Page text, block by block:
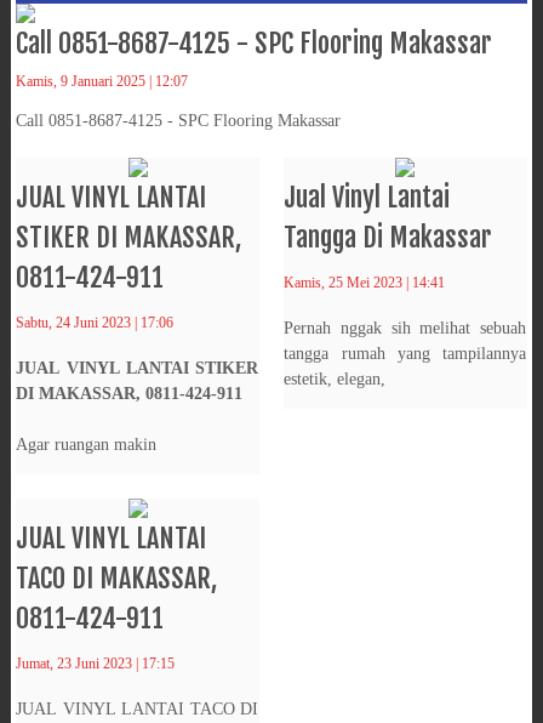
Call 0851-8687-4125 - SPC Flooring Makassar
Kamis, 9 Januari 2025 | 12:07
Call 0851-8687-4125 - SPC Flooring Makassar
JUAL VINYL LANTAI
STIKER DI MAKASSAR,
0811-424-911
Sabtu, 24 Juni 2023 | 17:06
JUAL VINYL LANTAI STIKER
DI MAKASSAR, 0811-424-911
Agar ruangan makin
JUAL VINYL LANTAI
TACO DI MAKASSAR,
0811-424-911
Jumat, 23 Juni 2023 | 17:15
JUAL VINYL LANTAI TACO DI
Jual Vinyl Lantai
Tangga Di Makassar
Kamis, 25 Mei 2023 | 14:41
Pernah nggak sih melihat sebuah
tangga rumah yang tampilannya
estetik, elegan,